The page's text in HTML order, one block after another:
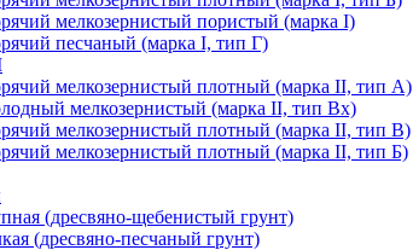
мелкозернистый пористый (марка I)
песчаный (марка I, тип Г)
мелкозернистый плотный (марка II, тип А)
мелкозернистый (марка II, тип Вх)
мелкозернистый плотный (марка II, тип В)
мелкозернистый плотный (марка II, тип Б)
(дресвяно-щебенистый грунт)
(дресвяно-песчаный грунт)